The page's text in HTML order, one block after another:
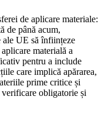
de aplicare materiale:
de până acum,
ale UE să înființeze
materială a
pentru a include
care implică apărarea,
prime critice și
obligatorie și